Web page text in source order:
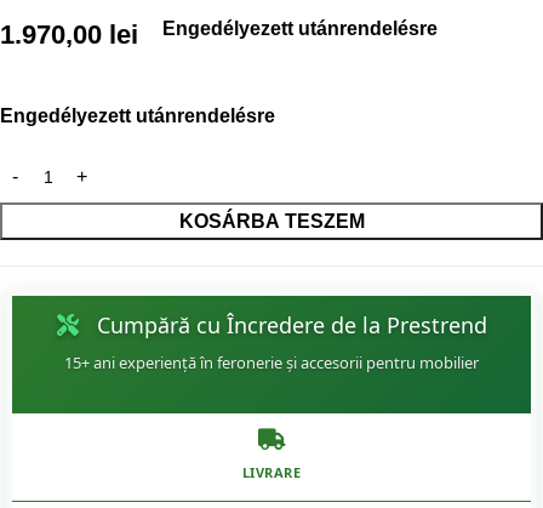
1.970,00 lei Engedélyezett utánrendelésre
Engedélyezett utánrendelésre
KOSÁRBA TESZEM
Cumpără cu Încredere de la Prestrend
15+ ani experiență în feronerie și accesorii pentru mobilier
LIVRARE